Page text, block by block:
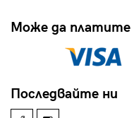
Може да платите
Последвайте ни